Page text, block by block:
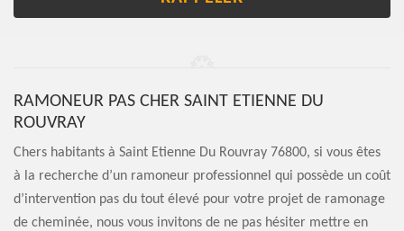
RAMONEUR PAS CHER SAINT ETIENNE DU
ROUVRAY
Chers habitants à Saint Etienne Du Rouvray 76800, si vous êtes
à la recherche d’un ramoneur professionnel qui possède un coût
d’intervention pas du tout élevé pour votre projet de ramonage
de cheminée, nous vous invitons de ne pas hésiter mettre en